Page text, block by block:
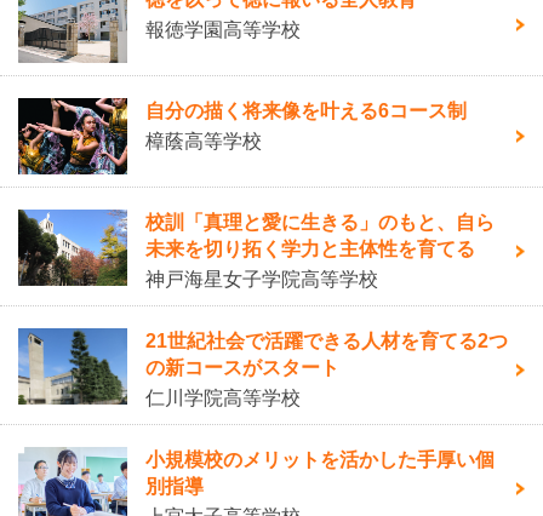
報徳学園高等学校
自分の描く将来像を叶える6コース制
樟蔭高等学校
校訓「真理と愛に生きる」のもと、自ら
未来を切り拓く学力と主体性を育てる
神戸海星女子学院高等学校
21世紀社会で活躍できる人材を育てる2つ
の新コースがスタート
仁川学院高等学校
小規模校のメリットを活かした手厚い個
別指導